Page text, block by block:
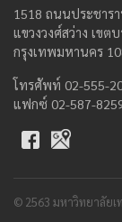
1518 ถนนประชาร
แขวงวงศ์สว่าง เขต
กรุงเทพมหานคร
โทรศัพท์ 02-555-
แฟกซ์ 02-587-
© 2563 มหาวิทยาลัยเ